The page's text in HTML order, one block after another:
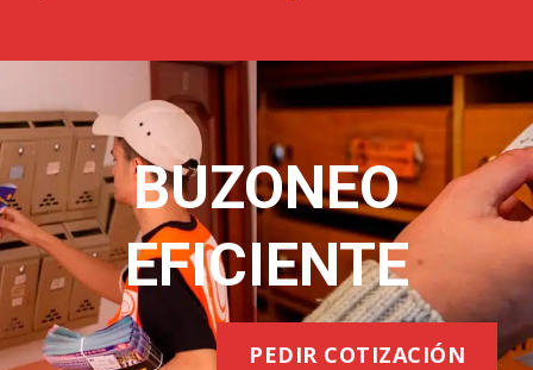
BUZONEO
EFICIENTE
PEDIR COTIZACIÓN